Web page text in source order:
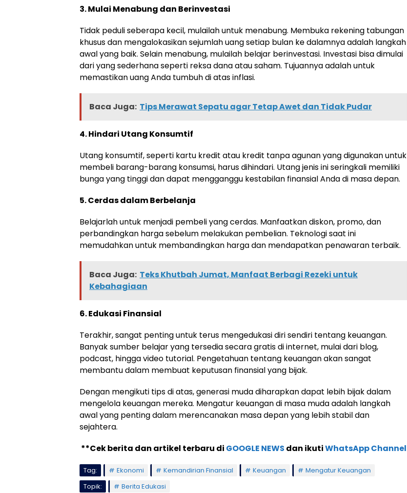
3. Mulai Menabung dan Berinvestasi
Tidak peduli seberapa kecil, mulailah untuk menabung. Membuka rekening tabungan
khusus dan mengalokasikan sejumlah uang setiap bulan ke dalamnya adalah langkah
awal yang baik. Selain menabung, mulailah belajar berinvestasi. Investasi bisa dimulai
dari yang sederhana seperti reksa dana atau saham. Tujuannya adalah untuk
memastikan uang Anda tumbuh di atas inflasi.
Baca Juga: Tips Merawat Sepatu agar Tetap Awet dan Tidak Pudar
4. Hindari Utang Konsumtif
Utang konsumtif, seperti kartu kredit atau kredit tanpa agunan yang digunakan untuk
membeli barang-barang konsumsi, harus dihindari. Utang jenis ini seringkali memiliki
bunga yang tinggi dan dapat mengganggu kestabilan finansial Anda di masa depan.
5. Cerdas dalam Berbelanja
Belajarlah untuk menjadi pembeli yang cerdas. Manfaatkan diskon, promo, dan
perbandingkan harga sebelum melakukan pembelian. Teknologi saat ini
memudahkan untuk membandingkan harga dan mendapatkan penawaran terbaik.
Baca Juga: Teks Khutbah Jumat, Manfaat Berbagi Rezeki untuk
Kebahagiaan
6. Edukasi Finansial
Terakhir, sangat penting untuk terus mengedukasi diri sendiri tentang keuangan.
Banyak sumber belajar yang tersedia secara gratis di internet, mulai dari blog,
podcast, hingga video tutorial. Pengetahuan tentang keuangan akan sangat
membantu dalam membuat keputusan finansial yang bijak.
Dengan mengikuti tips di atas, generasi muda diharapkan dapat lebih bijak dalam
mengelola keuangan mereka. Mengatur keuangan di masa muda adalah langkah
awal yang penting dalam merencanakan masa depan yang lebih stabil dan
sejahtera.
**Cek berita dan artikel terbaru di GOOGLE NEWS dan ikutiWhatsApp Channel
Tag: Ekonomi Kemandirian Finansial Keuangan
Mengatur Keuangan
Topik:
Berita Edukasi